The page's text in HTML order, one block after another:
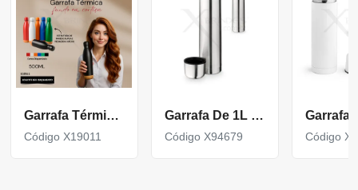
Garrafa Térmica em Inox com Fundo de Cortiça X19011
Código X19011
Garrafa De 1L Em Aço Inox De Parede Dupla Térmica, Isolada A Vácuo.
Código X94679 Código